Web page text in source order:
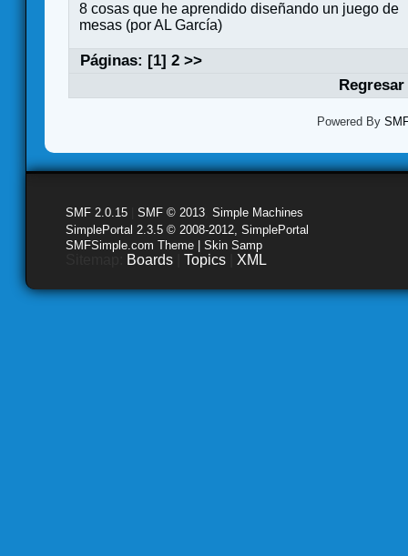
8 cosas que he aprendido diseñando un juego de
mesas (por AL García)
Páginas: [1] 2 >>
Powered By
SMF 2.0.15 SMF © 2013 Simple Machines
SimplePortal 2.3.5 © 2008-2012, SimplePortal
SMFSimple.com Theme | Skin Samp
Boards Topics XML